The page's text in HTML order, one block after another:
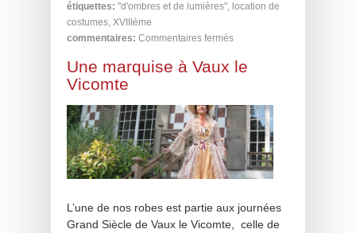
étiquettes: "d'ombres et de lumières", location de
costumes, XVIIIème
commentaires: Commentaires fermés
Une marquise à Vaux le
Vicomte
L’une de nos robes est partie aux journées
Grand Siècle de Vaux le Vicomte, celle de